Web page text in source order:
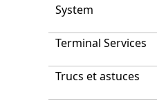
System
Terminal Services
Trucs et astuces